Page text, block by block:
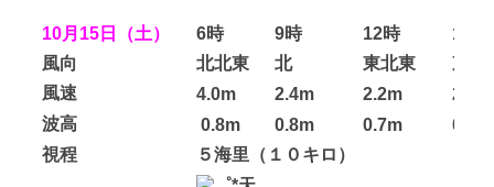
10月15日（土） 6時 9時 12時
14時
風向
北北東 北 東北東
東南
風速
4.0m 2.4m 2.2m
2.6m
波高
0.8m 0.8m 0.7m
0.7m
視程
５海里（１０キロ）